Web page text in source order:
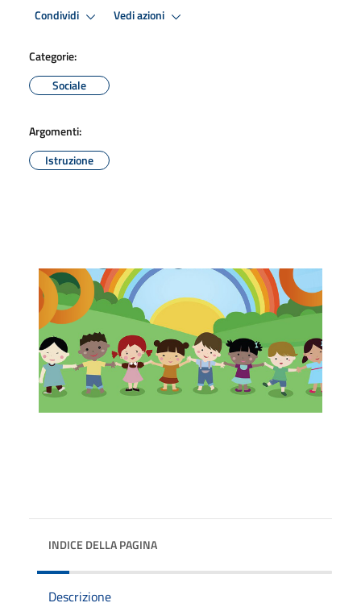
Condividi Vedi azioni
Categorie:
Sociale
Argomenti:
Istruzione
INDICE DELLA PAGINA
Descrizione